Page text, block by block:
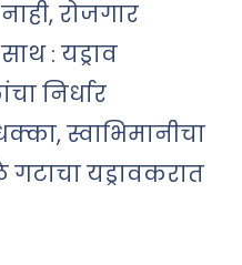
रोजगार
: यड्राव
निर्धार
स्वाभिमानीचा
यड्रावकरात